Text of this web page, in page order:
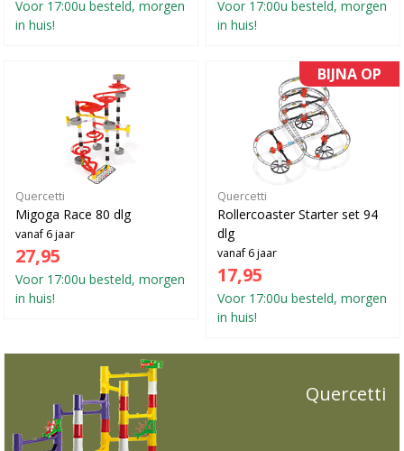
Voor 17:00u besteld, morgen
in huis!
Voor 17:00u besteld, morgen
in huis!
Quercetti
Migoga Race 80 dlg
vanaf 6 jaar
27,95
Voor 17:00u besteld, morgen
in huis!
BIJNA OP
Quercetti
Rollercoaster Starter set 94
dlg
vanaf 6 jaar
17,95
Voor 17:00u besteld, morgen
in huis!
Quercetti